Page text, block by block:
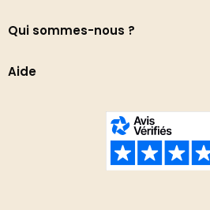
Qui sommes-nous ?
Aide